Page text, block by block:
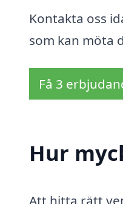
Kontakta oss
som kan möta
Få 3
Hur
Att hitta rätt